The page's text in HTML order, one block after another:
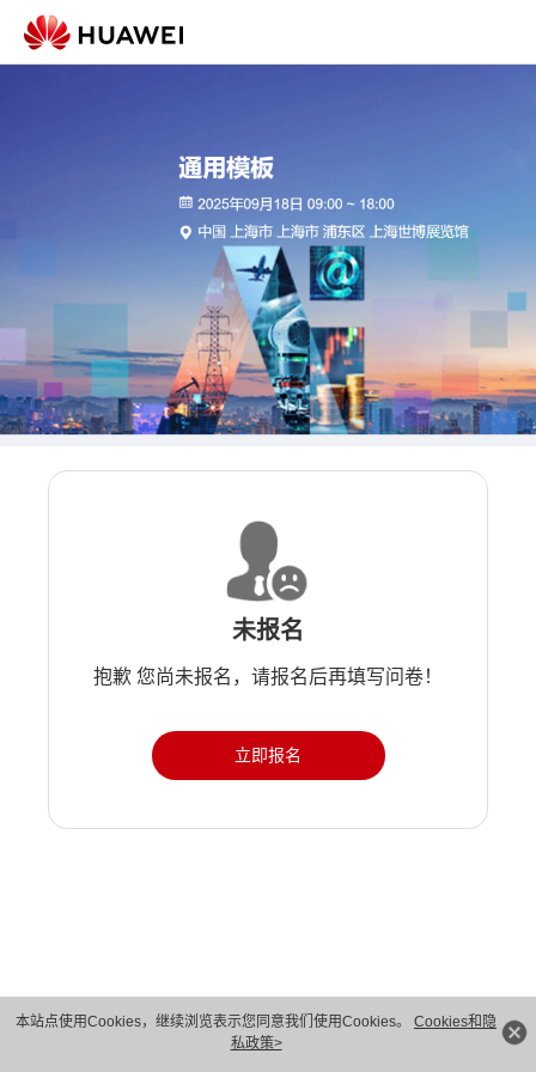
本站点使用Cookies，继续浏览表示您同意我们使用Cookies。 Cookies和隐
私政策>
未报名
抱歉 您尚未报名，请报名后再填写问卷！
立即报名
版权所有 © 华为技术有限公司 1998-2026。 保留一切权利。粤A2-20044005号
隐私保护
法律声明